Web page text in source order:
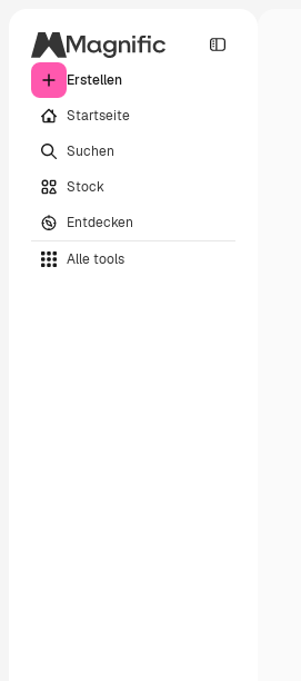
Erstellen
Startseite
Suchen
Stock
Entdecken
Alle tools